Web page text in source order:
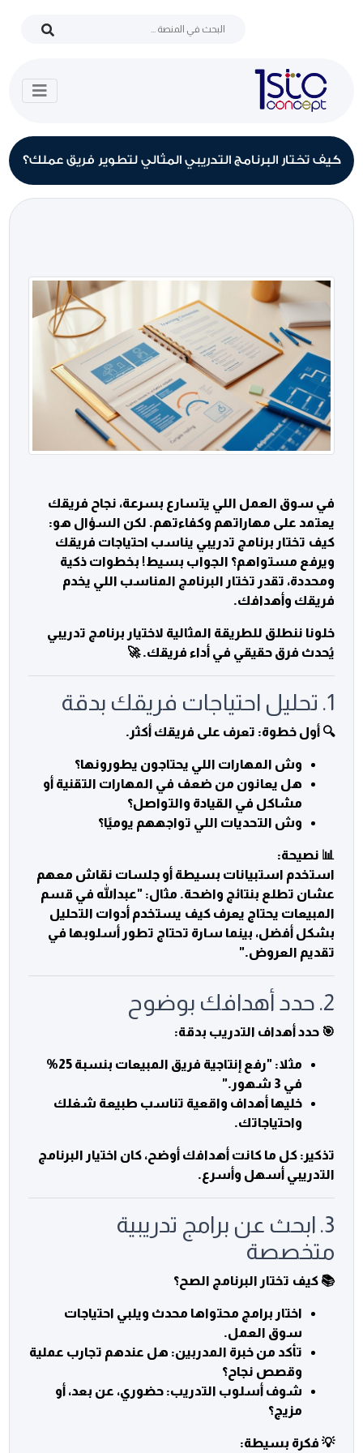
كيف تختار البرنامج التدريبي المثالي لتطوير فريق عملك؟
في سوق العمل اللي يتسارع بسرعة، نجاح فريقك
يعتمد على مهاراتهم وكفاءتهم. لكن السؤال هو:
كيف تختار برنامج تدريبي يناسب احتياجات فريقك
ويرفع مستواهم؟ الجواب بسيط! بخطوات ذكية
ومحددة، تقدر تختار البرنامج المناسب اللي يخدم
فريقك وأهدافك.
خلونا ننطلق للطريقة المثالية لاختيار برنامج تدريبي
يُحدث فرق حقيقي في أداء فريقك. 🚀
1. تحليل احتياجات فريقك بدقة
🔍 أول خطوة: تعرف على فريقك أكثر.
وش المهارات اللي يحتاجون يطورونها؟
هل يعانون من ضعف في المهارات التقنية أو
مشاكل في القيادة والتواصل؟
وش التحديات اللي تواجههم يوميًا؟
📊 نصيحة:
استخدم استبيانات بسيطة أو جلسات نقاش معهم
عشان تطلع بنتائج واضحة. مثال: "عبدالله في قسم
المبيعات يحتاج يعرف كيف يستخدم أدوات التحليل
بشكل أفضل، بينما سارة تحتاج تطور أسلوبها في
تقديم العروض."
2. حدد أهدافك بوضوح
🎯 حدد أهداف التدريب بدقة:
مثلا: "رفع إنتاجية فريق المبيعات بنسبة 25%
في 3 شهور."
خليها أهداف واقعية تناسب طبيعة شغلك
واحتياجاتك.
تذكير: كل ما كانت أهدافك أوضح، كان اختيار البرنامج
التدريبي أسهل وأسرع.
3. ابحث عن برامج تدريبية
متخصصة
📚 كيف تختار البرنامج الصح؟
اختار برامج محتواها محدث ويلبي احتياجات
سوق العمل.
تأكد من خبرة المدربين: هل عندهم تجارب عملية
وقصص نجاح؟
شوف أسلوب التدريب: حضوري، عن بعد، أو
مزيج؟
💡 فكرة بسيطة: